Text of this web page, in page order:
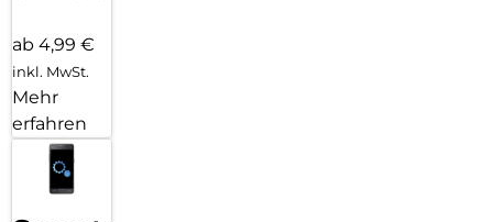
ab 4,99 €
inkl. MwSt.
Mehr
erfahren